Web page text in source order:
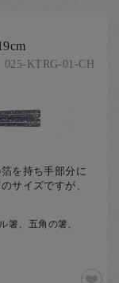
025-KTRG-01-CH
を持ち手部分に
サイズですが、
箸、五角の箸、